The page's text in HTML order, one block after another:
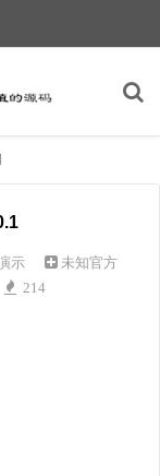
示
未知官方
214